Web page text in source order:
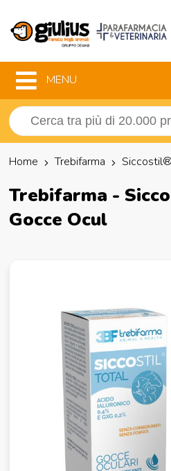
MENU
Home Trebifarma
Trebifarma -
Gocce Ocul